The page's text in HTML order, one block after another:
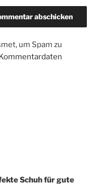
um Spam zu
Schuh für gute